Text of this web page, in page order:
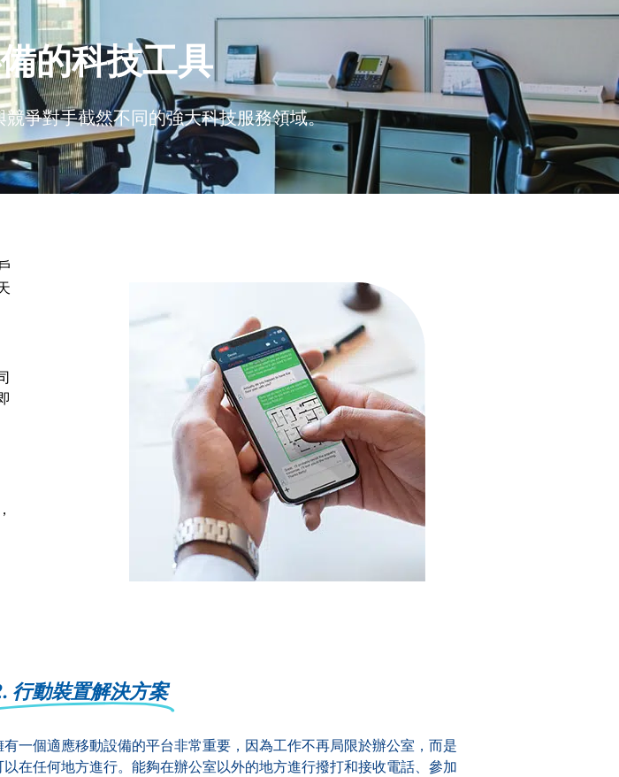
的科技工具
爭對手截然不同的強大科技服務領域。
行動裝置解決方案
有一個適應移動設備的平台非常重要，因為工作不再局限於辦公室，而是
以在任何地方進行。能夠在辦公室以外的地方進行撥打和接收電話、參加